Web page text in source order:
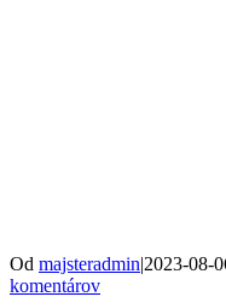
Od majsteradmin|2023-08-
komentárov